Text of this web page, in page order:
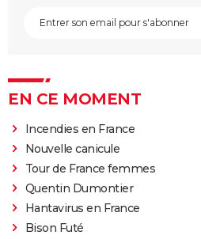
EN CE MOMENT
Incendies en France
Nouvelle canicule
Tour de France femmes
Quentin Dumontier
Hantavirus en France
Bison Futé